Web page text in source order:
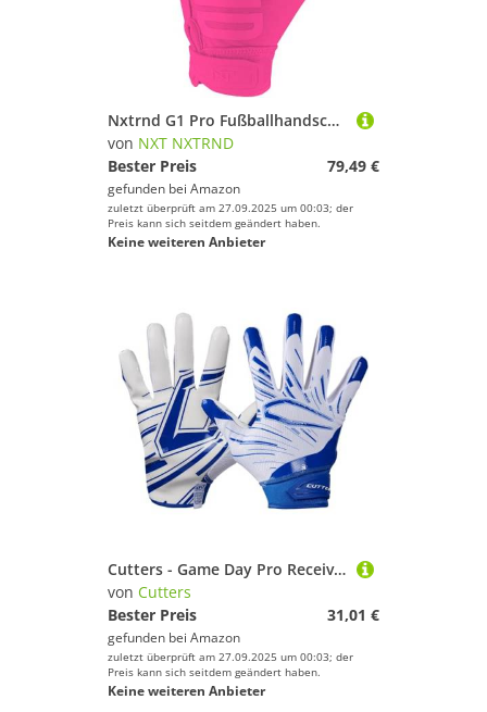
Nxtrnd G1 Pro Fußballhandschuhe, Herren & Jugend Jungen Sticky Receiver Handschuhe (Pink, X-Large)
von NXT NXTRND
Bester Preis
79,49 €
gefunden bei Amazon
zuletzt überprüft am 27.09.2025 um 00:03; der
Preis kann sich seitdem geändert haben.
Keine weiteren Anbieter
Cutters - Game Day Pro Receiver Handschuhe, Weiß/Königsblau, XL
von Cutters
Bester Preis
31,01 €
gefunden bei Amazon
zuletzt überprüft am 27.09.2025 um 00:03; der
Preis kann sich seitdem geändert haben.
Keine weiteren Anbieter